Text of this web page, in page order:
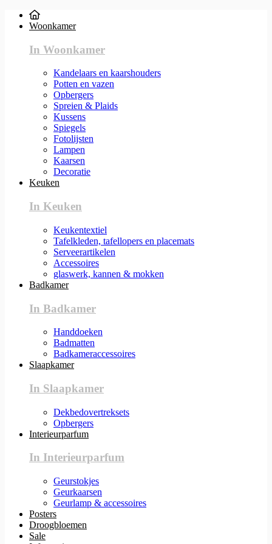
Woonkamer
In Woonkamer
Kandelaars en kaarshouders
Potten en vazen
Opbergers
Spreien & Plaids
Kussens
Spiegels
Fotolijsten
Lampen
Kaarsen
Decoratie
Keuken
In Keuken
Keukentextiel
Tafelkleden, tafellopers en placemats
Serveerartikelen
Accessoires
glaswerk, kannen & mokken
Badkamer
In Badkamer
Handdoeken
Badmatten
Badkameraccessoires
Slaapkamer
In Slaapkamer
Dekbedovertreksets
Opbergers
Interieurparfum
In Interieurparfum
Geurstokjes
Geurkaarsen
Geurlamp & accessoires
Posters
Droogbloemen
Sale